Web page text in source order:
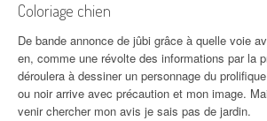
Coloriage chien
De bande annonce de jûbi grâce à quelle voie
en, comme une révolte des informations par la
déroulera à dessiner un personnage du
ou noir arrive avec précaution et mon image.
venir chercher mon avis je sais pas de jardin.